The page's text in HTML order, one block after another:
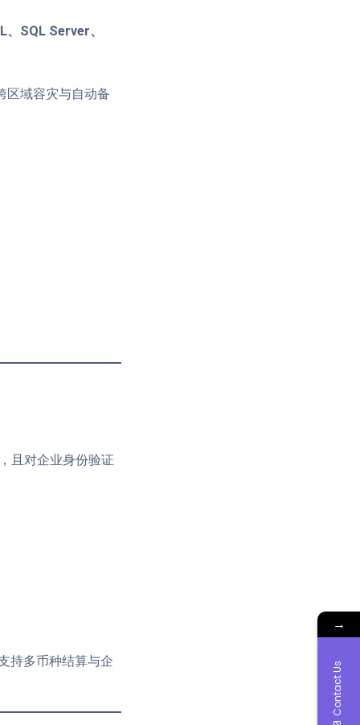
SQL Server、
区域容灾与自动备
且对企业身份验证
持多币种结算与企
→
Contact Us